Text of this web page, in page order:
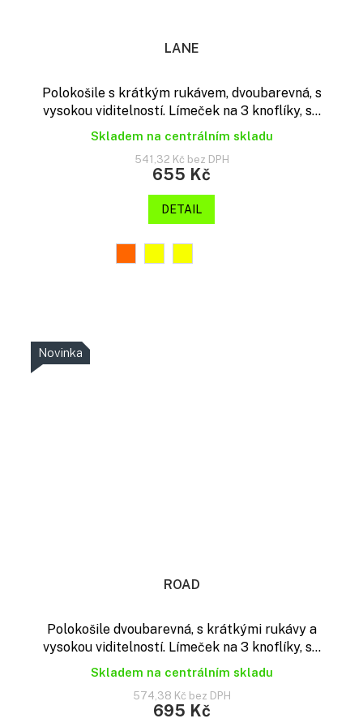
LANE
Polokošile s krátkým rukávem, dvoubarevná, s
vysokou viditelností. Límeček na 3 knoflíky, s...
Skladem na centrálním skladu
541,32 Kč bez DPH
655 Kč
DETAIL
Novinka
ROAD
Polokošile dvoubarevná, s krátkými rukávy a
vysokou viditelností. Límeček na 3 knoflíky, s...
Skladem na centrálním skladu
574,38 Kč bez DPH
695 Kč